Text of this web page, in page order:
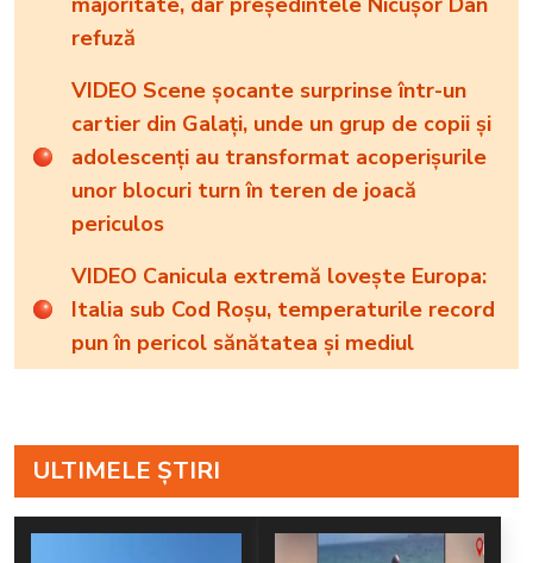
refuză
VIDEO Scene șocante surprinse într-un
cartier din Galați, unde un grup de copii și
adolescenți au transformat acoperișurile
unor blocuri turn în teren de joacă
periculos
VIDEO Canicula extremă lovește Europa:
Italia sub Cod Roșu, temperaturile record
pun în pericol sănătatea și mediul
ULTIMELE ȘTIRI